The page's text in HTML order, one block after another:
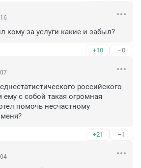
кому за услуги какие и забыл?
+10 –0
российского
ему с собой такая огромная
помочь несчастному
+21 –1